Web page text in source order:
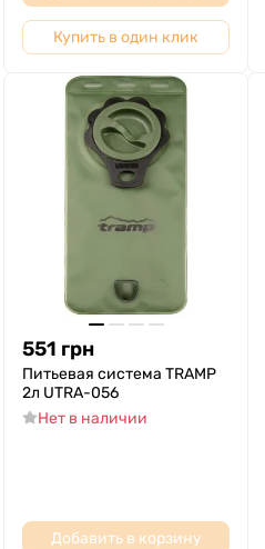
Купить в один клик
551 грн
Питьевая система TRAMP
2л UTRA-056
Нет в наличии
Добавить в корзину